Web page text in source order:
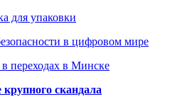
для упаковки
в цифровом мире
переходах в Минске
скандала